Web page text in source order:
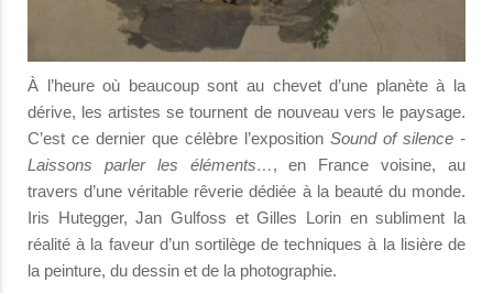
À l’heure où beaucoup sont au chevet d’une planète à la
dérive, les artistes se tournent de nouveau vers le paysage.
C’est ce dernier que célèbre l’exposition Sound of silence -
Laissons parler les éléments…, en France voisine, au
travers d’une véritable rêverie dédiée à la beauté du monde.
Iris Hutegger, Jan Gulfoss et Gilles Lorin en subliment la
réalité à la faveur d’un sortilège de techniques à la lisière de
la peinture, du dessin et de la photographie.